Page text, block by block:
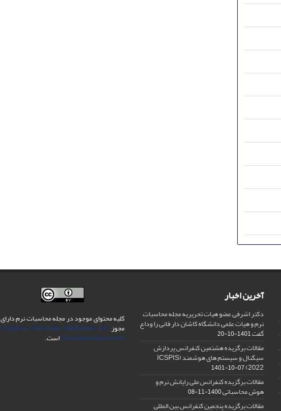
آخرین اخبار
دکتر اشرفی عضو هیات تحریریه مجله محاسبات
نرم و هیات علمی دانشگاه کاشان دار فانی را وداع
گفت1401-10-20
مقالات برگزیده هشتمین کنفرانس پردازش
سیگنال و سیستم های هوشمند (ICSPIS
2022)
1401-10-07
مقالات برگزیده کنفرانس ملی رایانش نرم و
هوش محاسباتی1400-11-08
مقالات برگزیده پنجمین کنفرانس بین المللی
کلیه محتوای موجود در مجله محاسبات نرم دارای
مجوز Creative Commons Attribution 4.0
International Licenseاست.